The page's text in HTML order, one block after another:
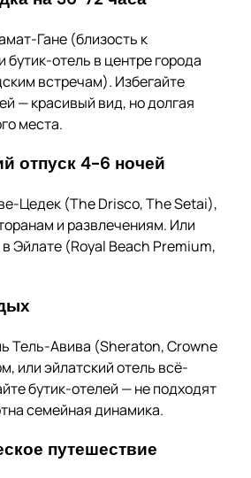
Гане (близость к
бутик-отель в центре города
встречам). Избегайте
— красивый вид, но долгая
места.
отпуск 4-6 ночей
Цедек (The Drisco, The Setai),
и развлечениям. Или
Эйлате (Royal Beach Premium,
Тель-Авива (Sheraton, Crowne
или эйлатский отель всё-
бутик-отелей — не подходят
семейная динамика.
путешествие